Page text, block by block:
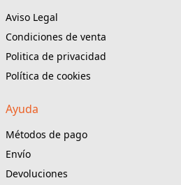
Aviso Legal
Condiciones de venta
Politica de privacidad
Política de cookies
Ayuda
Métodos de pago
Envío
Devoluciones